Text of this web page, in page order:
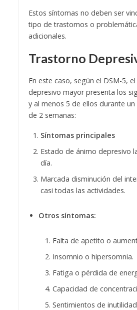
Estos síntomas no deben ser
tipo de trastornos o
adicionales.
Trastorno
En este caso, según el DSM-5,
depresivo mayor presenta los
y al menos 5 de ellos durante
de 2 semanas:
Síntomas principales
Estado de ánimo depresivo
día.
Marcada disminución del
casi todas las actividades.
Otros síntomas:
Falta de apetito o
Insomnio o hipersomnia.
Fatiga o pérdida de
Capacidad de
Sentimientos de